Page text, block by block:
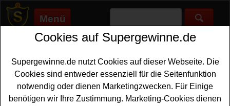
Menü
Supergewinne.de>Gewinnspiele>Reise Gewinnspiele>
Anzeige:
Anzeige:
Cookies auf Supergewinne.de
Supergewinne.de nutzt Cookies auf dieser Webseite. Die
Cookies sind entweder essenziell für die Seitenfunktion
notwendig oder dienen Marketingzwecken. Für Einige
benötigen wir Ihre Zustimmung. Marketing-Cookies dienen